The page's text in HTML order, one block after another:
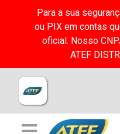
Para a sua
ou PIX em contas
oficial. Nosso
ATEF